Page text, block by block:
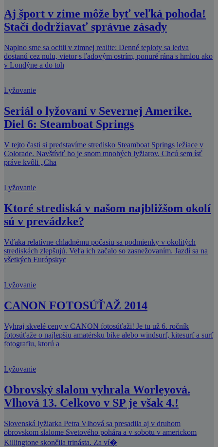
Aj šport v zime môže byť veľká pohoda!
Stačí dodržiavať správne zásady
Naplno sme sa ocitli v zimnej realite: Denné teploty sa ledva
dostanú cez nulu, vietor s ľadovým ostrím, ponuré rána s hmlou ako
v Londýne a do toh
Lyžovanie
Seriál o lyžovaní v Severnej Amerike.
Diel 6: Steamboat Springs
V tejto časti si predstavíme stredisko Steamboat Springs ležiace v
Colorade. Navštíviť ho je snom mnohých lyžiarov. Chcú sem ísť
práve kvôli „Cha
Lyžovanie
Ktoré strediská v našom najbližšom okolí
sú v prevádzke?
Vďaka relatívne chladnému počasiu sa podmienky v okolitých
strediskách zlepšujú. Veľa ich začalo so zasnežovaním. Jazdí sa na
všetkých Európskyc
Lyžovanie
CANON FOTOSÚŤAŽ 2014
Vyhraj skvelé ceny v CANON fotosúťaži! Je tu už 6. ročník
fotosúťaže o najlepšiu amatérsku bike alebo windsurf, kitesurf a surf
fotografiu, ktorú a
Lyžovanie
Obrovský slalom vyhrala Worleyová.
Vlhová 13. Celkovo v SP je však 4.!
Slovenská lyžiarka Petra Vlhová sa presadila aj v druhom
obrovskom slalome Svetového pohára a v sobotu v americkom
Killingtone skončila trinásta. Za ví�